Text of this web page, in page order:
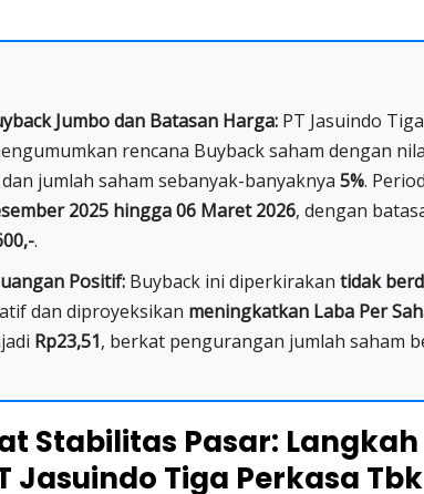
Jumbo dan Batasan Harga: PT Jasuindo
rencana Buyback saham dengan
jumlah saham sebanyak-banyaknya5%.
2025 hingga 06 Maret 2026, dengan
.
Positif: Buyback ini diperkirakantidak
dan diproyeksikan meningkatkan Laba Per
Rp23,51, berkat pengurangan jumlah saham
Stabilitas Pasar: Langkah
Jasuindo Tiga Perkasa Tbk